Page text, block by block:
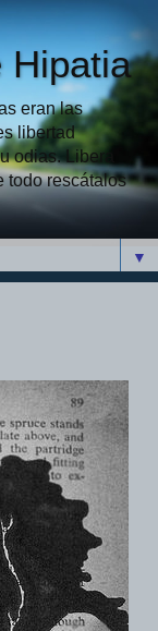
Hipatia
eran las
libertad
odias. Libera
todo rescátalos
▼